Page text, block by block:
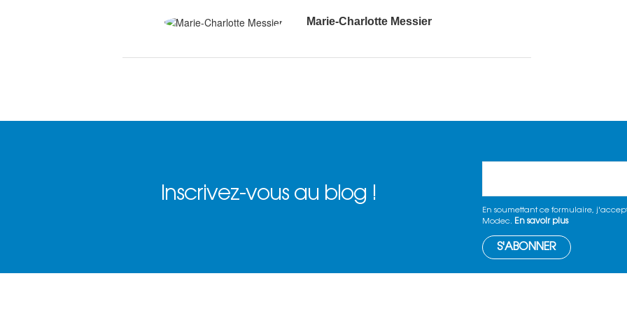
Marie-Charlotte Messier
Inscrivez-vous au blog !
En soumettant ce formulaire,
Modec. En savoir plus